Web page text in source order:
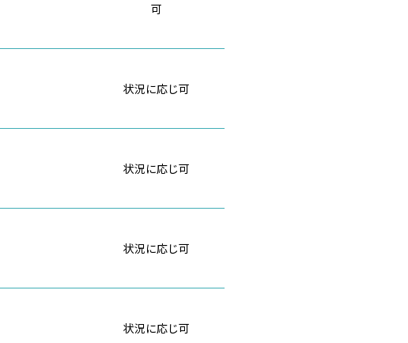
可
状況に応じ可
状況に応じ可
状況に応じ可
状況に応じ可